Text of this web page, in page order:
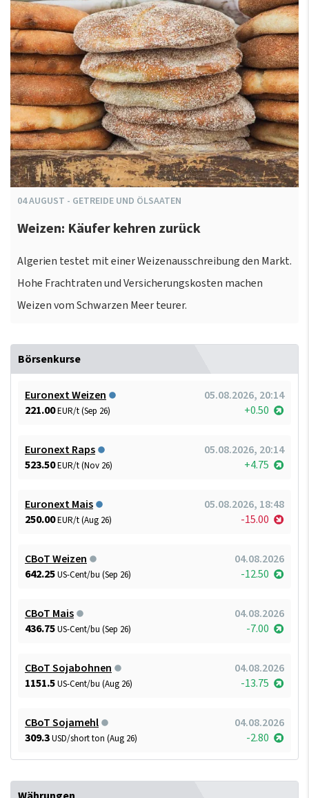
04AUGUST - GETREIDE UND ÖLSAATEN
Weizen: Käufer kehren zurück
Algerien testet mit einer Weizenausschreibung den Markt.
Hohe Frachtraten und Versicherungskosten machen
Weizen vom Schwarzen Meer teurer.
Börsenkurse
Euronext Weizen
05.08.2026, 20:14
221.00EUR/t (Sep 26) +0.50
Euronext Raps
05.08.2026, 20:14
523.50EUR/t (Nov 26) +4.75
Euronext Mais
05.08.2026, 18:48
250.00EUR/t (Aug 26) -15.00
CBoT Weizen
04.08.2026
642.25US-Cent/bu (Sep 26) -12.50
CBoT Mais
04.08.2026
436.75US-Cent/bu (Sep 26) -7.00
CBoT Sojabohnen
04.08.2026
1151.5US-Cent/bu (Aug 26) -13.75
CBoT Sojamehl
04.08.2026
309.3USD/short ton (Aug 26) -2.80